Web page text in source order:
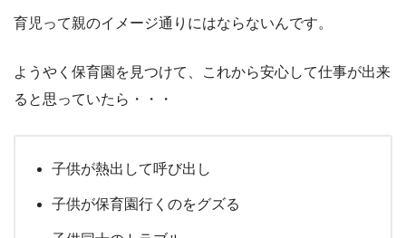
育児って親のイメージ通りにはならないんです。
ようやく保育園を見つけて、これから安心して仕事が出来
ると思っていたら・・・
子供が熱出して呼び出し
子供が保育園行くのをグズる